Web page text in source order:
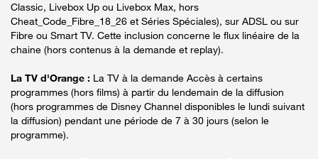
Classic, Livebox Up ou Livebox Max, hors
Cheat_Code_Fibre_18_26 et Séries Spéciales), sur ADSL ou sur
Fibre ou Smart TV. Cette inclusion concerne le flux linéaire de la
chaine (hors contenus à la demande et replay).
La TV d'Orange : La TV à la demande Accès à certains
programmes (hors films) à partir du lendemain de la diffusion
(hors programmes de Disney Channel disponibles le lundi suivant
la diffusion) pendant une période de 7 à 30 jours (selon le
programme).